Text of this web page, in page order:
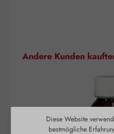
Produktgalerie überspringen
Andere Kunden
Diese Website
bestmögliche